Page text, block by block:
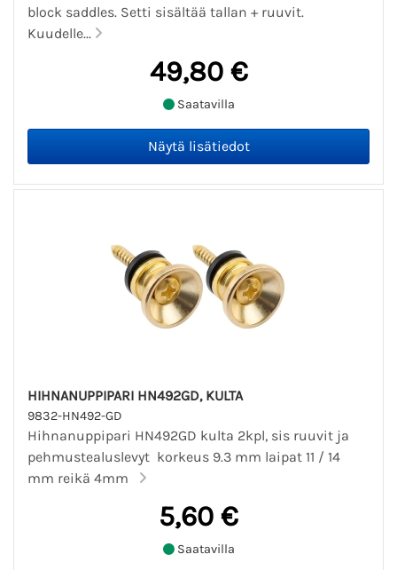
block saddles. Setti sisältää tallan + ruuvit.
Kuudelle...
49,80 €
Saatavilla
HIHNANUPPIPARI HN492GD, KULTA
9832-HN492-GD
Hihnanuppipari HN492GD kulta 2kpl, sis ruuvit ja
pehmustealuslevyt korkeus 9.3 mm laipat 11 / 14
mm reikä 4mm
5,60 €
Saatavilla